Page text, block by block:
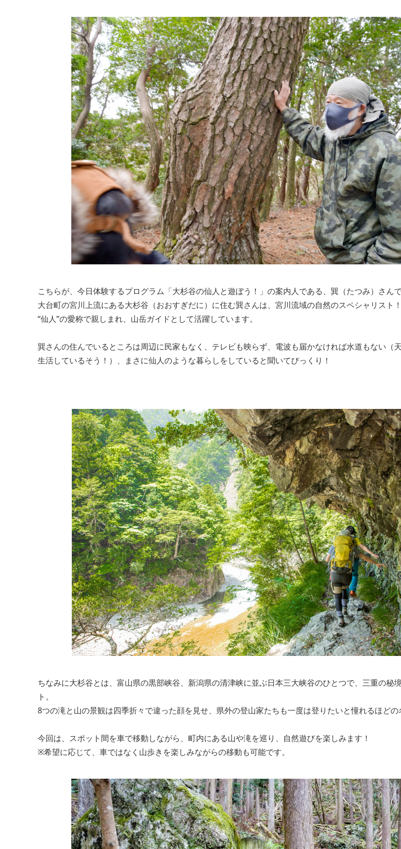
こちらが、今日体験するプログラム「大杉谷の仙人と遊ぼう！」の案内人である、巽（たつみ）さんで
大台町の宮川上流にある大杉谷（おおすぎだに）に住む巽さんは、宮川流域の自然のスペシャリスト！
“仙人”の愛称で親しまれ、山岳ガイドとして活躍しています。
巽さんの住んでいるところは周辺に民家もなく、テレビも映らず、電波も届かなければ水道もない（
生活しているそう！）、まさに仙人のような暮らしをしていると聞いてびっくり！
ちなみに大杉谷とは、富山県の黒部峡谷、新潟県の清津峡に並ぶ日本三大峡谷のひとつで、三重の秘
ト。
8つの滝と山の景観は四季折々で違った顔を見せ、県外の登山家たちも一度は登りたいと憧れるほどの
今回は、スポット間を車で移動しながら、町内にある山や滝を巡り、自然遊びを楽しみます！
※希望に応じて、車ではなく山歩きを楽しみながらの移動も可能です。